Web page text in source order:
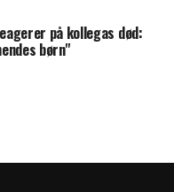
på kollegas død:
børn"